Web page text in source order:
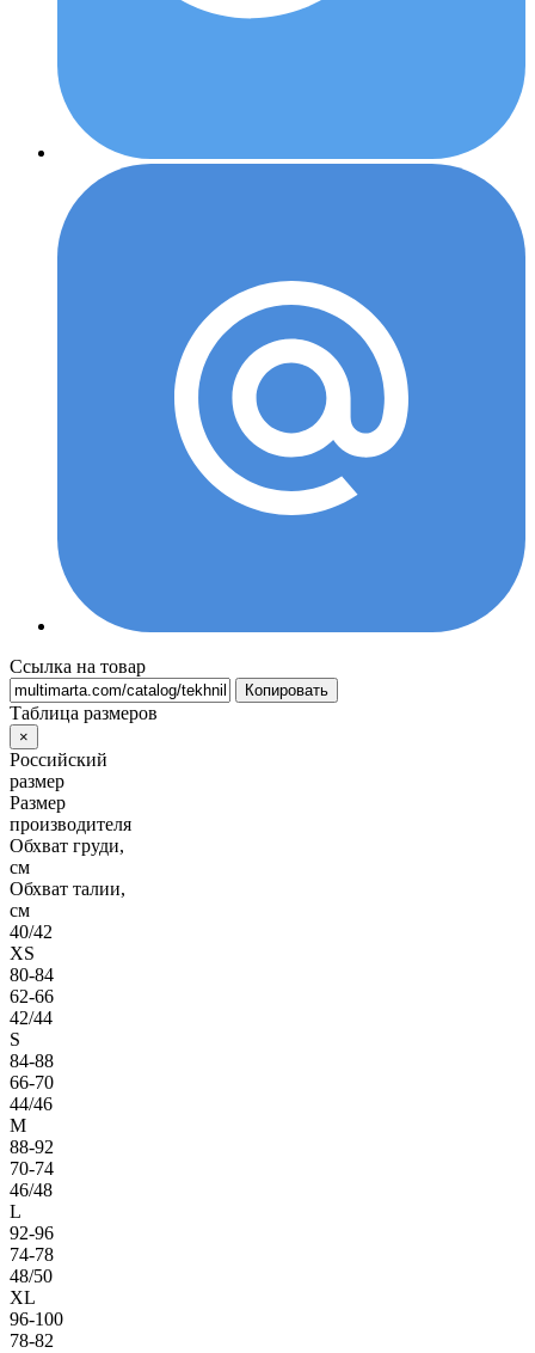
Ссылка на товар
Копировать
Таблица размеров
×
Российский
размер
Размер
производителя
Обхват груди,
см
Обхват талии,
см
40/42
XS
80-84
62-66
42/44
S
84-88
66-70
44/46
M
88-92
70-74
46/48
L
92-96
74-78
48/50
XL
96-100
78-82